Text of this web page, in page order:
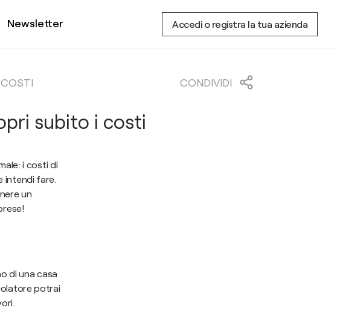
Newsletter Accedi o registra la tua azienda
CONDIVIDI
subito i costi
i costi di
intendi fare.
un
di una casa
potrai